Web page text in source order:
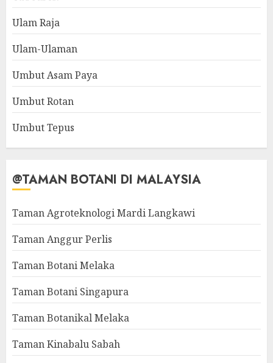
Ulam Raja
Ulam-Ulaman
Umbut Asam Paya
Umbut Rotan
Umbut Tepus
@TAMAN BOTANI DI MALAYSIA
Taman Agroteknologi Mardi Langkawi
Taman Anggur Perlis
Taman Botani Melaka
Taman Botani Singapura
Taman Botanikal Melaka
Taman Kinabalu Sabah